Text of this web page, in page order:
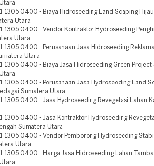
1305 0400 - Biaya Hidroseeding Land Scaping
Utara
1305 0400 - Vendor Kontraktor Hydroseeding
Utara
1305 0400 - Perusahaan Jasa Hidroseeding
Utara
1305 0400 - Biaya Jasa Hidroseeding Green Project
1305 0400 - Perusahaan Jasa Hydroseeding Land
Sumatera Utara
1305 0400 - Jasa Hydroseeding Revegetasi Lahan
1305 0400 - Jasa Kontraktor Hydroseeding
Sumatera Utara
1305 0400 - Vendor Pemborong Hydroseeding
Utara
1305 0400 - Harga Jasa Hidroseeding Lahan